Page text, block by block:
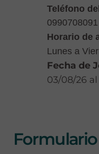
Teléfono
0990708091
Horario de
Lunes a
Fecha de
03/08/26